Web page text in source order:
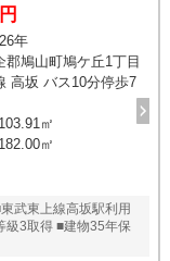
年
郡鳩山町鳩ケ丘1丁目
高坂 バス10分停歩7
103.91㎡
182.00㎡
武東上線高坂駅利用
級3取得 ■建物35年保